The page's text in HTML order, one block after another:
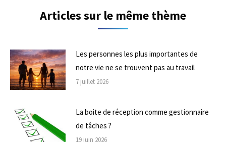
Articles sur le même thème
Les personnes les plus importantes de
notre vie ne se trouvent pas au travail
7 juillet 2026
La boite de réception comme gestionnaire
de tâches ?
19 juin 2026